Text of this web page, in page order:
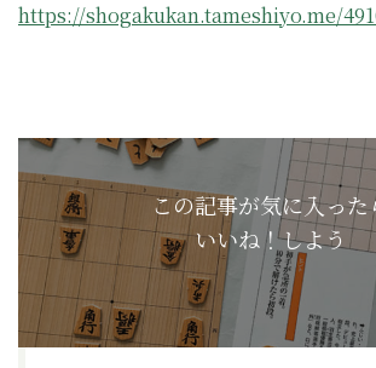
https://shogakukan.tameshiyo.me/
この記事が気に入った
いいね！しよう